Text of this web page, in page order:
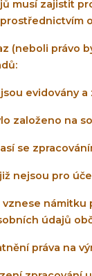
musí zajistit
(neboli právo
evidovány
založeno na
se
nejsou pro
námitku
údajů
práva na